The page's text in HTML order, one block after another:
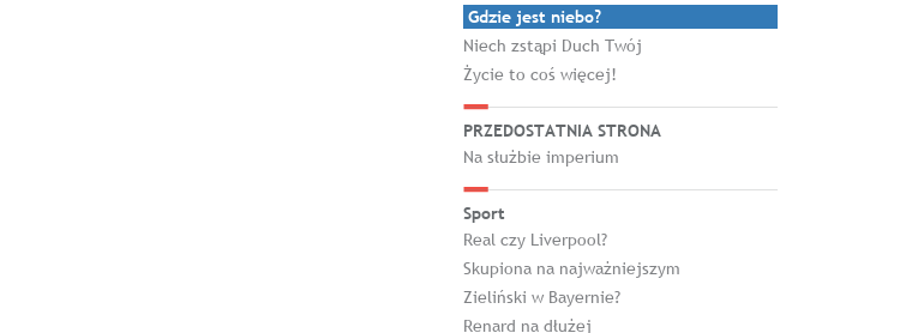
Gdzie jest niebo?
Niech zstąpi Duch Twój
Życie to coś więcej!
PRZEDOSTATNIA STRONA
Na służbie imperium
Sport
Real czy Liverpool?
Skupiona na najważniejszym
Zieliński w Bayernie?
Renard na dłużej